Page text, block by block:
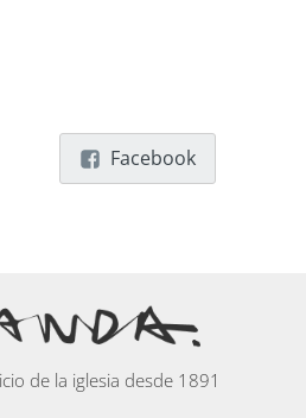
Facebook
de la iglesia desde 1891